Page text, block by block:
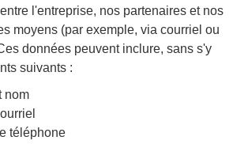
l'entreprise, nos partenaires et nos
moyens (par exemple, via courriel ou
données peuvent inclure, sans s'y
suivants :
nom
téléphone